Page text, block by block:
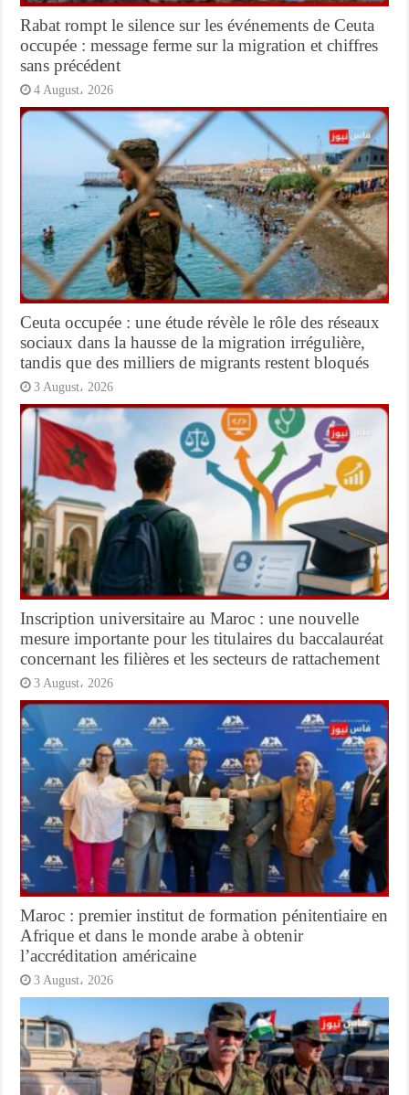
Rabat rompt le silence sur les événements de Ceuta
occupée : message ferme sur la migration et chiffres
sans précédent
4 August، 2026
Ceuta occupée : une étude révèle le rôle des réseaux
sociaux dans la hausse de la migration irrégulière,
tandis que des milliers de migrants restent bloqués
3 August، 2026
Inscription universitaire au Maroc : une nouvelle
mesure importante pour les titulaires du baccalauréat
concernant les filières et les secteurs de rattachement
3 August، 2026
Maroc : premier institut de formation pénitentiaire en
Afrique et dans le monde arabe à obtenir
l’accréditation américaine
3 August، 2026